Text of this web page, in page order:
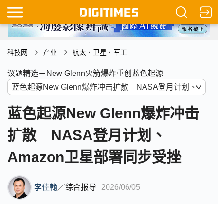
科技网 产业 航太．卫星．军工
议题精选－New Glenn火箭爆炸重创蓝色起源
蓝色起源New Glenn爆炸冲击
扩散 NASA登月计划、
Amazon卫星部署同步受挫
李佳翰／综合报导 2026/06/05